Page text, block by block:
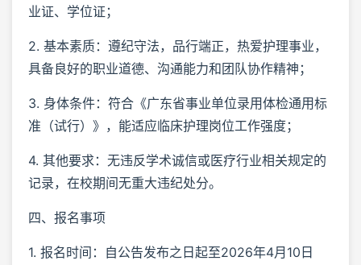
业证、学位证；
2. 基本素质：遵纪守法，品行端正，热爱护理事业，
具备良好的职业道德、沟通能力和团队协作精神；
3. 身体条件：符合《广东省事业单位录用体检通用标
准（试行）》，能适应临床护理岗位工作强度；
4. 其他要求：无违反学术诚信或医疗行业相关规定的
记录，在校期间无重大违纪处分。
四、报名事项
1. 报名时间：自公告发布之日起至2026年4月10日